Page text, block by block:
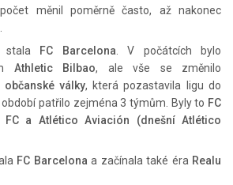
měnil poměrně často, až nakonec
stala
FC Barcelona . V počátcích bylo
Athletic Bilbao, ale vše se změnilo
občanské války, která pozastavila ligu do
období patřilo zejména 3 týmům. Byly to FC
FC a Atlético Aviación (dnešní Atlético
FC Barcelona a začínala také éra Realu